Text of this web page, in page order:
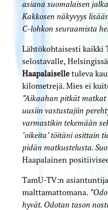
asiana suomalaisen
Kakkosen näkyvyys
C-lohkon seuraamista
Lähtökohtaisesti kaikki
selostavalle,
Haapalaiselletuleva
kilometrejä. Mies ei
”Aikaahan pitkät matkat
uusiin vastustajiin
varmastikin tekemään
’oikeita’ töitäni osittain
pidän matkustelusta.
Haapalainen
TamU-TV:n
malttamattomana.
hyvät. Odotan tason